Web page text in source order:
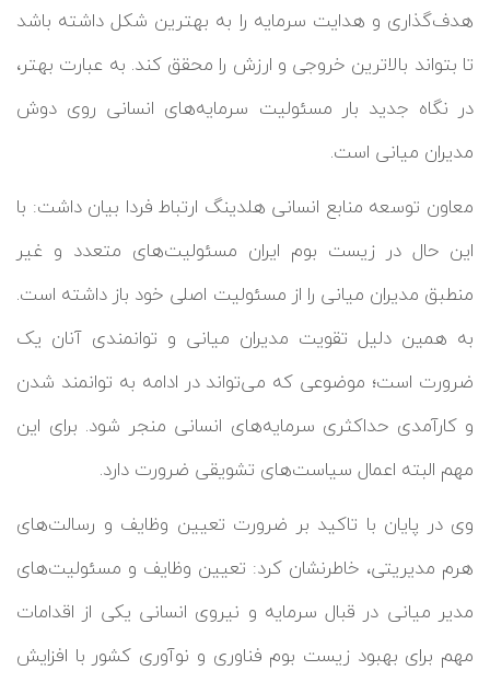
هدف‌گذاری و هدایت سرمایه را به بهترین شکل داشته باشد
تا بتواند بالاترین خروجی و ارزش را محقق کند. به عبارت بهتر،
در نگاه جدید بار مسئولیت سرمایه‌های انسانی روی دوش
مدیران میانی است.
معاون توسعه منابع انسانی هلدینگ ارتباط فردا بیان داشت: با
این حال در زیست بوم ایران مسئولیت‌های متعدد و غیر
منطبق مدیران میانی را از مسئولیت اصلی خود باز داشته است.
به همین دلیل تقویت مدیران میانی و توانمندی آنان یک
ضرورت است؛ موضوعی که می‌تواند در ادامه به توانمند شدن
و کارآمدی حداکثری سرمایه‌های انسانی منجر شود. برای این
مهم البته اعمال سیاست‌های تشویقی ضرورت دارد.
وی در پایان با تاکید بر ضرورت تعیین وظایف و رسالت‌های
هرم مدیریتی، خاطرنشان کرد: تعیین وظایف و مسئولیت‌های
مدیر میانی در قبال سرمایه و نیروی انسانی یکی از اقدامات
مهم برای بهبود زیست بوم فناوری و نوآوری کشور با افزایش